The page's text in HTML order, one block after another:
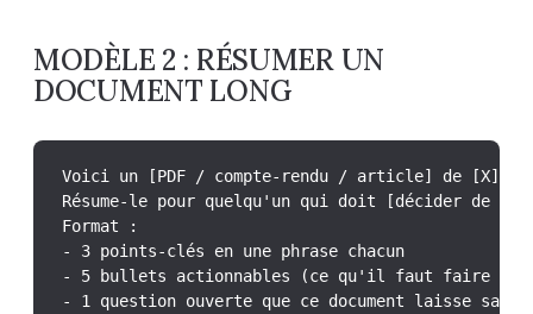
MODÈLE 2 : RÉSUMER UN
DOCUMENT LONG
Voici un [PDF / compte-rendu / article] de [X]
Résume-le pour quelqu'un qui doit [décider
Format :
- 3 points-clés en une phrase chacun
- 5 bullets actionnables (ce qu'il faut faire
- 1 question ouverte que ce document laisse sans